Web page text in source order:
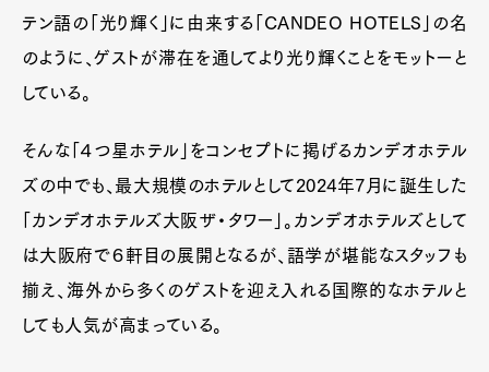
テン語の「光り輝く」に由来する「CANDEO HOTELS」の名
のように、ゲストが滞在を通してより光り輝くことをモットーと
している。
そんな「４つ星ホテル」をコンセプトに掲げるカンデオホテル
ズの中でも、最大規模のホテルとして2024年7月に誕生した
「カンデオホテルズ大阪ザ・タワー」。カンデオホテルズとして
は大阪府で６軒目の展開となるが、語学が堪能なスタッフも
揃え、海外から多くのゲストを迎え入れる国際的なホテルと
しても人気が高まっている。